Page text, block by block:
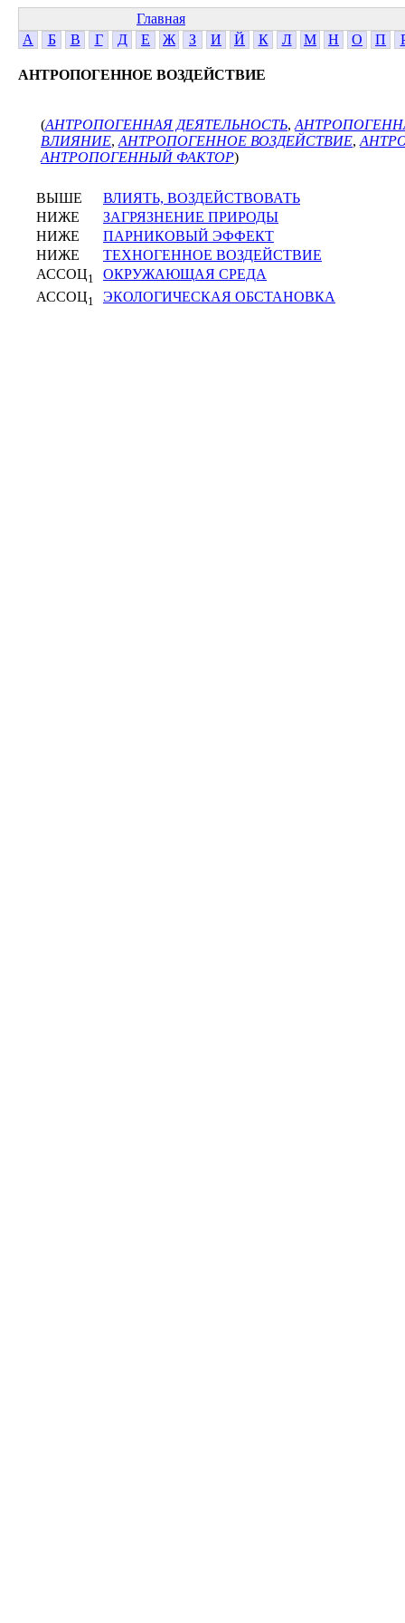
Главная
А
Б В Г Д Е Ж З И Й К Л М Н О П
АНТРОПОГЕННОЕ ВОЗДЕЙСТВИЕ
(АНТРОПОГЕННАЯ ДЕЯТЕЛЬНОСТЬ,
ВЛИЯНИЕ, АНТРОПОГЕННОЕ ВОЗДЕЙСТВИЕ,
АНТРОПОГЕННЫЙ ФАКТОР)
ВЫШЕ
ВЛИЯТЬ, ВОЗДЕЙСТВОВАТЬ
НИЖЕ
ЗАГРЯЗНЕНИЕ ПРИРОДЫ
НИЖЕ
ПАРНИКОВЫЙ ЭФФЕКТ
НИЖЕ
ТЕХНОГЕННОЕ ВОЗДЕЙСТВИЕ
АССОЦ1
ОКРУЖАЮЩАЯ СРЕДА
АССОЦ1 ЭКОЛОГИЧЕСКАЯ ОБСТАНОВКА